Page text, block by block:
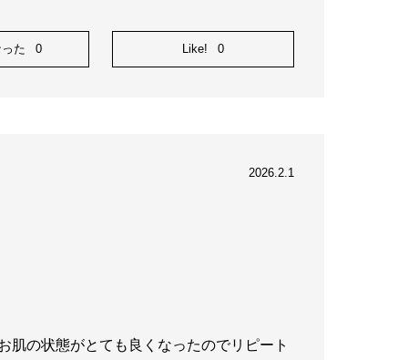
た 0 Like! 0
2026.2.1
肌の状態がとても良くなったのでリピート